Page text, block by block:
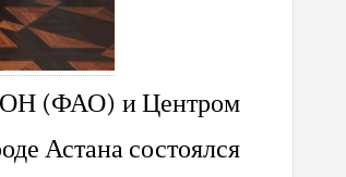
ООН (ФАО) и Центром
Астана состоялся